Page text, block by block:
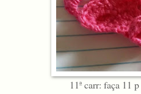
11ª carr: faça 11